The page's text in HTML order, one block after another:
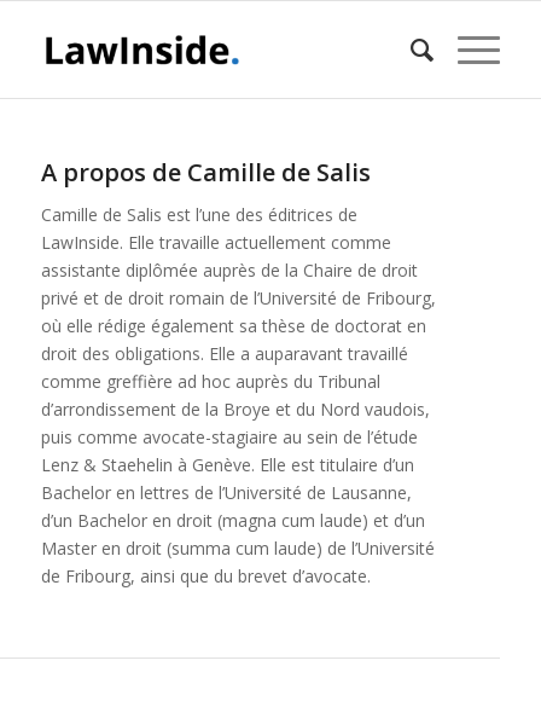
A propos de Camille de Salis
Camille de Salis est l’une des éditrices de
LawInside. Elle travaille actuellement comme
assistante diplômée auprès de la Chaire de droit
privé et de droit romain de l’Université de Fribourg,
où elle rédige également sa thèse de doctorat en
droit des obligations. Elle a auparavant travaillé
comme greffière ad hoc auprès du Tribunal
d’arrondissement de la Broye et du Nord vaudois,
puis comme avocate-stagiaire au sein de l’étude
Lenz & Staehelin à Genève. Elle est titulaire d’un
Bachelor en lettres de l’Université de Lausanne,
d’un Bachelor en droit (magna cum laude) et d’un
Master en droit (summa cum laude) de l’Université
de Fribourg, ainsi que du brevet d’avocate.